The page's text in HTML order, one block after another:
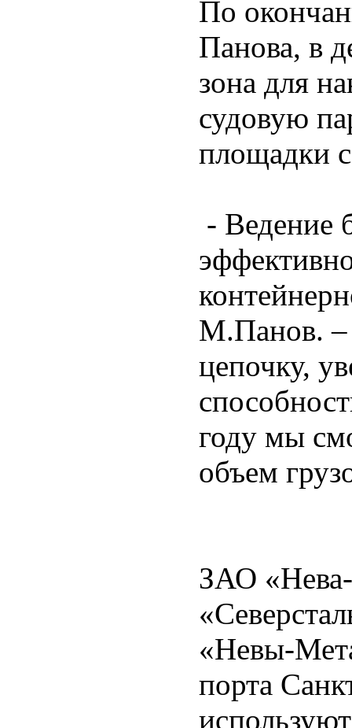
По
Панова, в
зона для
судовую
площадки
- Ведение
М.Панов. –
цепочку,
году мы
объем
ЗАО
«Невы-
порта